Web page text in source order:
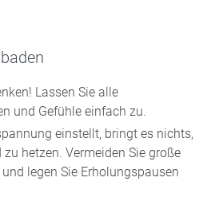
Lassen Sie alle
und Gefühle einfach zu.
einstellt, bringt es nichts,
hetzen. Vermeiden Sie große
legen Sie Erholungspausen